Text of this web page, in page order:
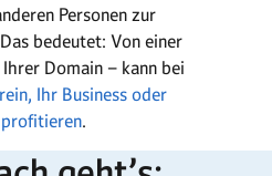
Personen zur
bedeutet: Von einer
Domain – kann bei
Ihr Business oder
profitieren.